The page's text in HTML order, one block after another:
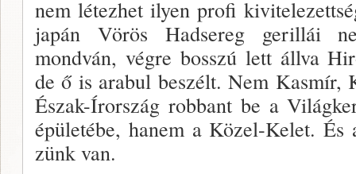
nem létezhet ilyen profi
japán Vörös Hadsereg gerillái
mondván, végre bosszú lett állva
de ő is arabul beszélt. Nem Kasmír,
Észak-Írország robbant be a
épületébe, hanem a Közel-Kelet.
zünk van.